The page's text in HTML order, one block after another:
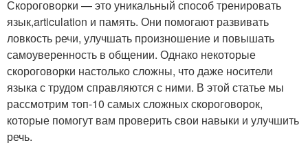
скороговорками
сложными
комбинациями
Скороговорки с
аллитерацией
Скороговорки из списка
Скороговорки — это уникальный способ тренировать
язык,articulation и память. Они помогают развивать
ловкость речи, улучшать произношение и повышать
самоуверенность в общении. Однако некоторые
скороговорки настолько сложны, что даже носители
языка с трудом справляются с ними. В этой статье мы
рассмотрим топ-10 самых сложных скороговорок,
которые помогут вам проверить свои навыки и улучшить
речь.